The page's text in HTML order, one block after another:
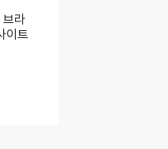
브라
이트